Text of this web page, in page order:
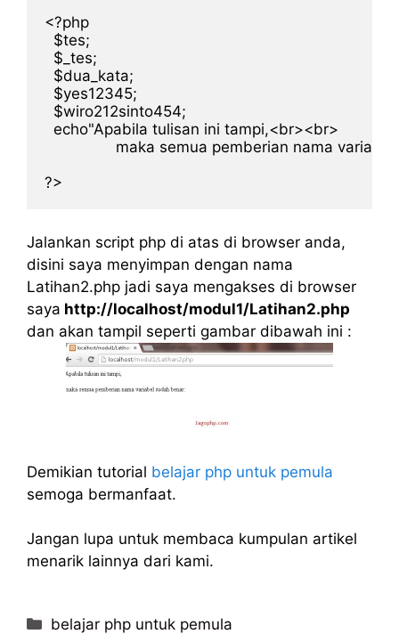
<?php
  $tes;
  $_tes;
  $dua_kata;
  $yes12345;
  $wiro212sinto454;
  echo"Apabila tulisan ini tampi,<br><br>
Jalankan script php di atas di browser anda,
disini saya menyimpan dengan nama
Latihan2.php jadi saya mengakses di browser
saya http://localhost/modul1/Latihan2.php
dan akan tampil seperti gambar dibawah ini :
Demikian tutorial belajar php untuk pemula
semoga bermanfaat.
Jangan lupa untuk membaca kumpulan artikel
menarik lainnya dari kami.
Categories
belajar php untuk pemula